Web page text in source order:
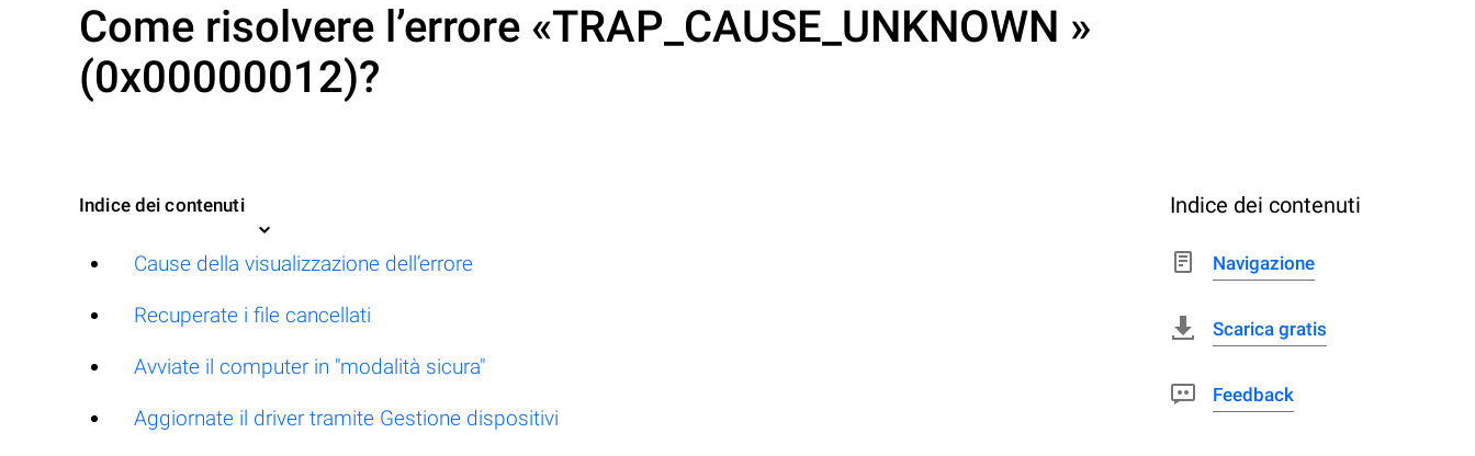
Come risolvere l’errore «TRAP_CAUSE_UNKNOWN »
(0x00000012)?
Indice dei contenuti
Cause della visualizzazione dell’errore
Recuperate i file cancellati
Avviate il computer in "modalità sicura"
Aggiornate il driver tramite Gestione dispositivi
Indice dei contenuti
Navigazione
Scarica gratis
Feedback